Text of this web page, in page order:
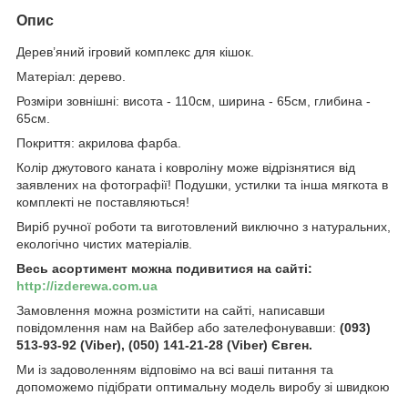
Опис
Дерев’яний ігровий комплекс для кішок.
Матеріал: дерево.
Розміри зовнішні: висота - 110см, ширина - 65см, глибина -
65см.
Покриття: акрилова фарба.
Колір джутового каната і ковроліну може відрізнятися від
заявлених на фотографії! Подушки, устилки та інша мягкота в
комплекті не поставляються!
Виріб ручної роботи та виготовлений виключно з натуральних,
екологічно чистих матеріалів.
Весь асортимент можна подивитися на сайті:
http://izderewa.com.ua
Замовлення можна розмістити на сайті, написавши
повідомлення нам на Вайбер або зателефонувавши: (093)
513-93-92 (Viber), (050) 141-21-28 (Viber) Євген.
Ми із задоволенням відповімо на всі ваші питання та
допоможемо підібрати оптимальну модель виробу зі швидкою